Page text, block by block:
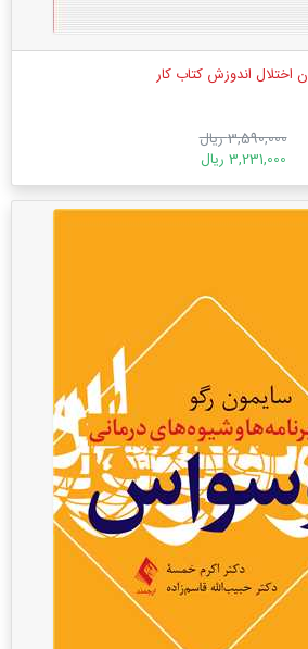
اختلال اندوزش کتاب کار
3,590,000 ریال
3,231,000 ریال